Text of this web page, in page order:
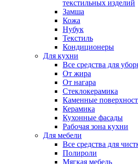
текстильных изделий
Замша
Кожа
Нубук
Текстиль
Кондиционеры
Для кухни
Все средства для
От жира
От нагара
Стеклокерамика
Каменные
Керамика
Кухонные фасады
Рабочая зона кухни
Для мебели
Все средства для
Полироли
Мягкая мебель